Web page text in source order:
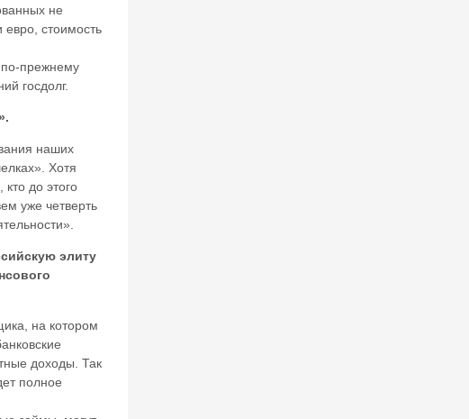
не
евро, стоимость
по-прежнему
госдолг.
наших
Хотя
до этого
уже четверть
элиту
на котором
доходы. Так
полное